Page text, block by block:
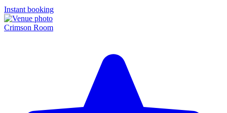
Instant booking
Crimson Room